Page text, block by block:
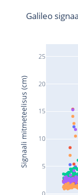
5
10
15
20
25
Galileo
Signaali mitmeteelisus (cm)